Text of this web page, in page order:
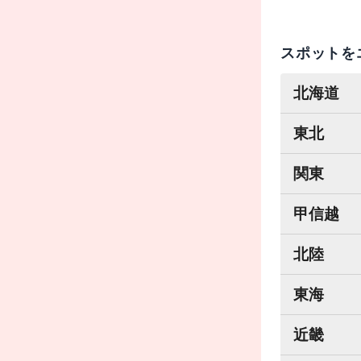
スポット
北海道
東北
関東
甲信越
北陸
東海
近畿